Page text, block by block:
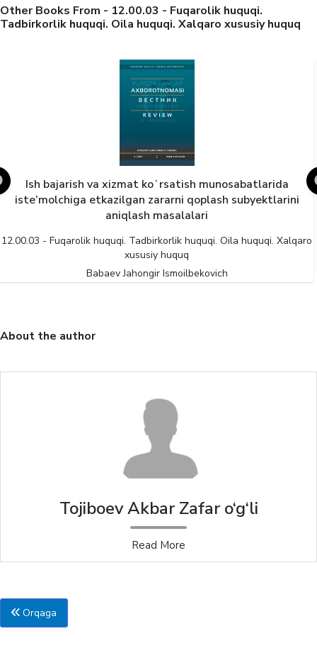
Other Books From - 12.00.03 - Fuqarolik huquqi.
Tadbirkorlik huquqi. Oila huquqi. Xalqaro xususiy huquq
Ish bajarish va xizmat koʻrsatish munosabatlarida
iste’molchiga etkazilgan zararni qoplash subyektlarini
aniqlash masalalari
12.00.03 - Fuqarolik huquqi. Tadbirkorlik huquqi. Oila huquqi. Xalqaro
xususiy huquq
Babaev Jahongir Ismoilbekovich
About the author
Tojiboev Akbar Zafar o‘g‘li
Read More
Orqaga